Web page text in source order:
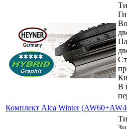
В
Комплект Alca Winter